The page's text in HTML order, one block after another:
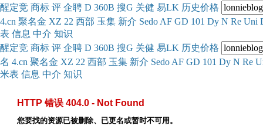
醒定竞 商标 评 企聘 D 360B 搜G 关健 易LK 历史价格
4.cn 聚名金 XZ 22 西部 玉集 新介 Sedo AF GD 101 Dy N Re Uni
表 信息 中介 知识